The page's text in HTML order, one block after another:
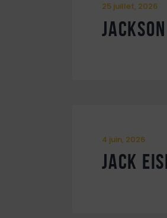
25 juillet, 2026
4 juin, 2026
Jack